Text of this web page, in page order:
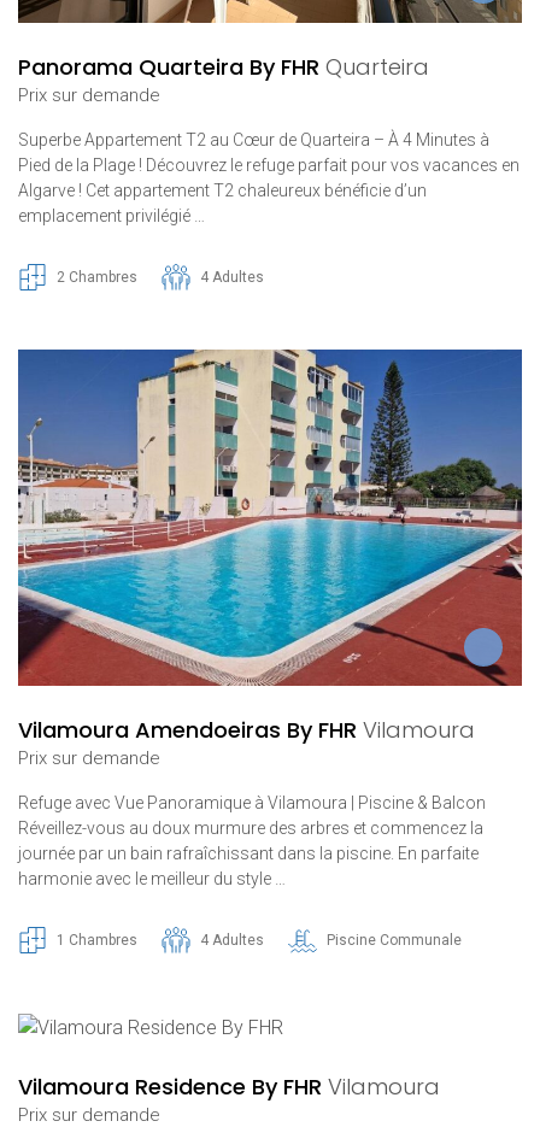
Panorama Quarteira By FHR Quarteira
Prix ​​sur demande
Superbe Appartement T2 au Cœur de Quarteira – À 4 Minutes à
Pied de la Plage ! Découvrez le refuge parfait pour vos vacances en
Algarve ! Cet appartement T2 chaleureux bénéficie d’un
emplacement privilégié …
2 Chambres 4 Adultes
Vilamoura Amendoeiras By FHR Vilamoura
Prix ​​sur demande
Refuge avec Vue Panoramique à Vilamoura | Piscine & Balcon
Réveillez-vous au doux murmure des arbres et commencez la
journée par un bain rafraîchissant dans la piscine. En parfaite
harmonie avec le meilleur du style …
1 Chambres 4 Adultes Piscine Communale
Vilamoura Residence By FHR Vilamoura
Prix ​​sur demande